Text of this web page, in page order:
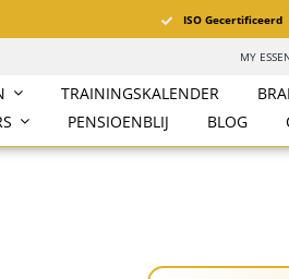
ISO Gecertificeerd
MY
TRAININGSKALENDER
PENSIOENBLIJ BLOG